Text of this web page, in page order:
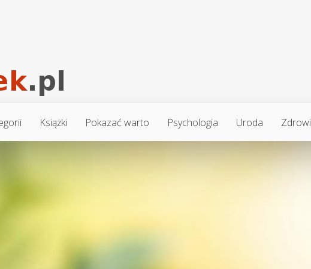
Książki Pokazać warto Psychologia Uroda